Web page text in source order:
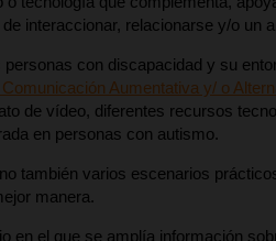
interaccionar, relacionarse y/o un
con discapacidad y su
Aumentativa y/ o
de vídeo, diferentes recursos
en personas con autismo.
también varios escenarios
manera.
en el que se amplía información